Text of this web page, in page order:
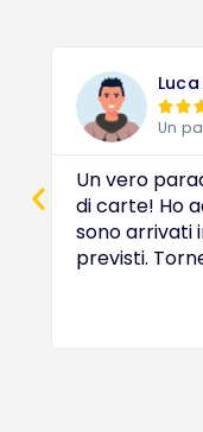
Luca

Un
Un vero
di carte! Ho
sono arrivati
previsti.